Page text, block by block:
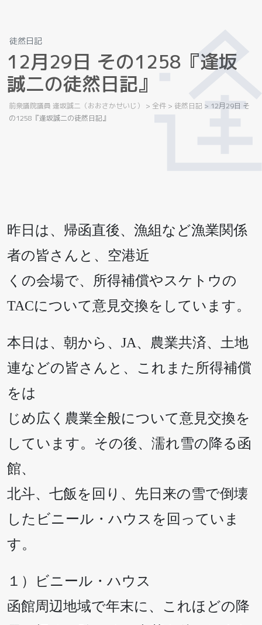
徒然日記
1 2月29日 その1 258 『逢坂
誠二の徒然日記』
前衆議院議員 逢坂誠二（おおさかせいじ） > 全件 > 徒然日記 > 12月29日 そ
の1258『逢坂誠二の徒然日記』
昨日は、帰函直後、漁組など漁業関係
者の皆さんと、空港近
くの会場で、所得補償やスケトウの
TACについて意見交換をしています。
本日は、朝から、JA、農業共済、土地
連などの皆さんと、これまた所得補償
をは
じめ広く農業全般について意見交換を
しています。その後、濡れ雪の降る函
館、
北斗、七飯を回り、先日来の雪で倒壊
したビニール・ハウスを回っていま
す。
１）ビニール・ハウス
函館周辺地域で年末に、これほどの降